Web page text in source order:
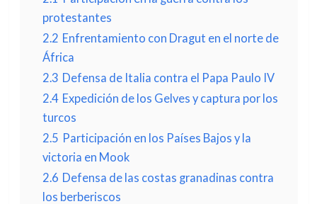
protestantes
2.2 Enfrentamiento con Dragut en el norte de
África
2.3 Defensa de Italia contra el Papa Paulo IV
2.4 Expedición de los Gelves y captura por los
turcos
2.5 Participación en los Países Bajos y la
victoria en Mook
2.6 Defensa de las costas granadinas contra
los berberiscos